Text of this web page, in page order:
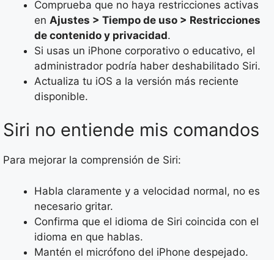
Comprueba que no haya restricciones activas
en Ajustes > Tiempo de uso > Restricciones
de contenido y privacidad.
Si usas un iPhone corporativo o educativo, el
administrador podría haber deshabilitado Siri.
Actualiza tu iOS a la versión más reciente
disponible.
Siri no entiende mis comandos
Para mejorar la comprensión de Siri:
Habla claramente y a velocidad normal, no es
necesario gritar.
Confirma que el idioma de Siri coincida con el
idioma en que hablas.
Mantén el micrófono del iPhone despejado.